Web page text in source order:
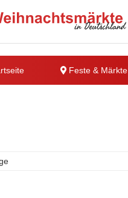
Feste & Märkte